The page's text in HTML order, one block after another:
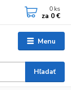
Menu
Hľadať
0 ks
za 0 €